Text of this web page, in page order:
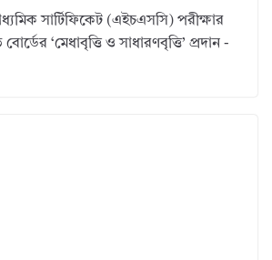
সার্টিফিকেট (এইচএসসি) পরীক্ষার
‘মেধাবৃত্তি ও সাধারণবৃত্তি’ প্রদান -